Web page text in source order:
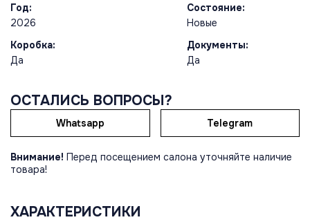
Год:
2026
Состояние:
Новые
Коробка:
Да
Документы:
Да
ОСТАЛИСЬ ВОПРОСЫ?
Whatsapp Telegram
Внимание! Перед посещением салона уточняйте наличие
товара!
ХАРАКТЕРИСТИКИ